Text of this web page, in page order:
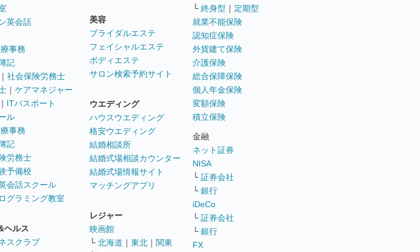
英会話
事務
記
｜ 社会保険労務士
｜ ケアマネジャー
｜ ITパスポート
ル
事務
記
労務士
予備校
会話スクール
グラミング教室
ヘルス
スクラブ
美容
ブライダルエステ
フェイシャルエステ
ボディエステ
サロン検索予約サイト
ウエディング
ハウスウエディング
格安ウエディング
結婚相談所
結婚式場相談カウンター
結婚式場情報サイト
マッチングアプリ
レジャー
映画館
└ 北海道 ｜ 東北 ｜ 関東
└ 終身型 ｜ 定期型
就業不能保険
認知症保険
外貨建て保険
介護保険
総合保障保険
個人年金保険
変額保険
積立保険
金融
ネット証券
NISA
└ 証券会社
└ 銀行
iDeCo
└ 証券会社
└ 銀行
FX